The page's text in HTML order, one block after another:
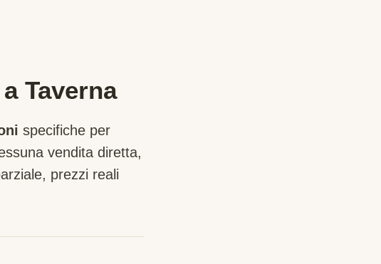
Taverna
specifiche per
vendita diretta,
prezzi reali